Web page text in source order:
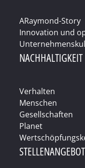
ARaymond-Story
Innovation und
NACHHALTIGKEIT
Verhalten
Menschen
Gesellschaften
Planet